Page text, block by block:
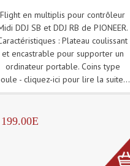
Flight en multiplis pour contrôleur
DDJ SB et DDJ RB de PIONEER.
: Plateau coulissant
et encastrable pour supporter un
ordinateur portable. Coins type
- cliquez-ici pour lire la suite...
199.00E